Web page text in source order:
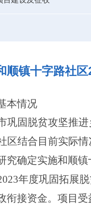
顺镇十字路社
本情况
巩固脱贫攻坚推
区结合目前实际
究确定实施和顺
年度巩固拓展
衔接资金。项目受